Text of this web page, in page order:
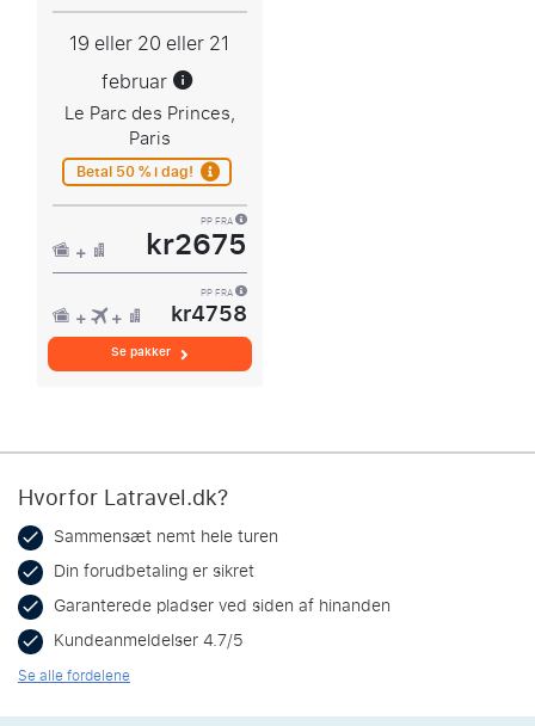
19 eller 20 eller 21
februar
Le Parc des Princes,
Paris
Betal 50 % i dag!
PP FRA
kr2675
PP FRA
kr4758
Se pakker
Hvorfor Latravel.dk?
Sammensæt nemt hele turen
Din forudbetaling er sikret
Garanterede pladser ved siden af hinanden
Kundeanmeldelser 4.7/5
Se alle fordelene